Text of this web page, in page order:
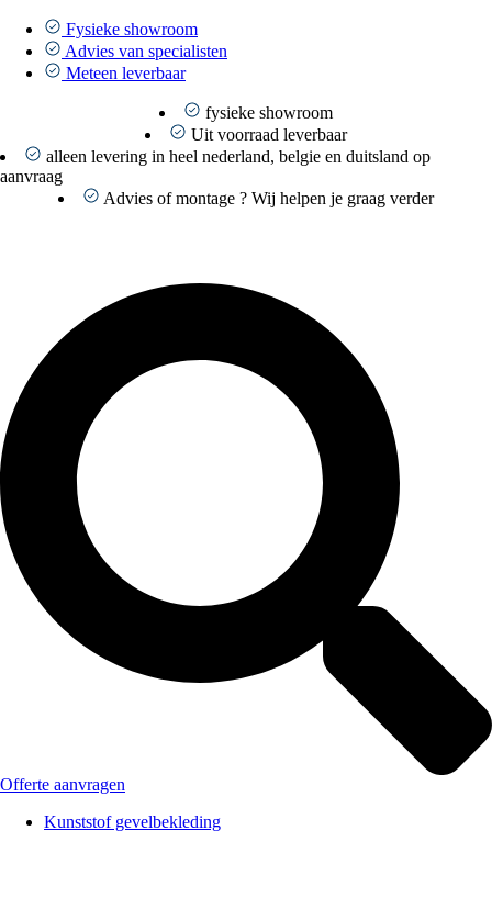
naar
inhoud
Fysieke showroom
Advies van specialisten
Meteen leverbaar
fysieke showroom
Uit voorraad leverbaar
alleen levering in heel nederland, belgie en duitsland op
aanvraag
Advies of montage ? Wij helpen je graag verder
Offerte aanvragen
Kunststof gevelbekleding